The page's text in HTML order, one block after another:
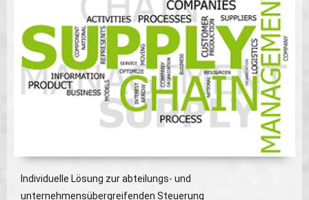
Individuelle Lösung zur abteilungs- und
unternehmensübergreifenden Steuerung